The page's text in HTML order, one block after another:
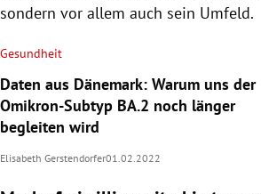
sondern vor allem auch sein Umfeld.
Gesundheit
Daten aus Dänemark: Warum uns der
Omikron-Subtyp BA.2 noch länger
begleiten wird
Elisabeth Gerstendorfer01.02.2022